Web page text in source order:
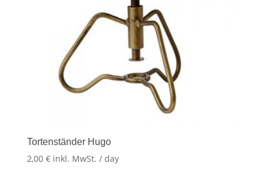
Tortenständer Hugo
2,00 € inkl. MwSt. / day